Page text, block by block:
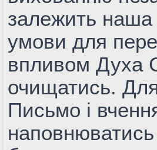
залежить
умови для
впливом Духа
очищатись.
Письмо і